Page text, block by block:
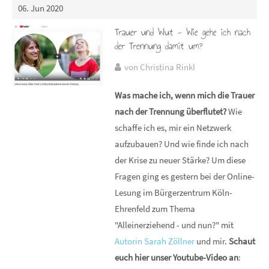
06. Jun 2020
Trauer und Wut - Wie gehe ich nach
der Trennung damit um?
von Christina Rinkl
Was mache ich, wenn mich die Trauer
nach der Trennung überflutet?Wie
schaffe ich es, mir ein Netzwerk
aufzubauen? Und wie finde ich nach
der Krise zu neuer Stärke? Um diese
Fragen ging es gestern bei der Online-
Lesung im Bürgerzentrum Köln-
Ehrenfeld zum Thema
"Alleinerziehend - und nun?" mit
Autorin Sarah Zöllner und mir.Schaut
euch hier unser Youtube-Video an: